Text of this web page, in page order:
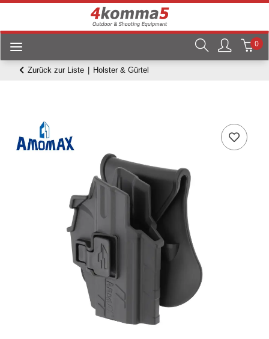
0
Zurück zur Liste Holster & Gürtel